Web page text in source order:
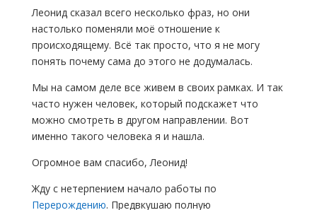
Леонид сказал всего несколько фраз, но они
настолько поменяли моё отношение к
происходящему. Всё так просто, что я не могу
понять почему сама до этого не додумалась.
Мы на самом деле все живем в своих рамках. И так
часто нужен человек, который подскажет что
можно смотреть в другом направлении. Вот
именно такого человека я и нашла.
Огромное вам спасибо, Леонид!
Жду с нетерпением начало работы по
Перерождению. Предвкушаю полную